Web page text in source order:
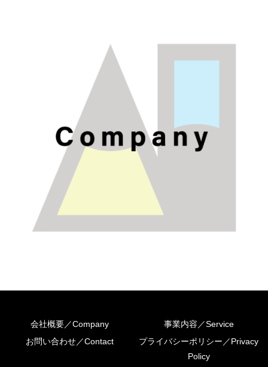
会社概要／Company
事業内容／Service
お問い合わせ／Contact
プライバシーポリシー／Privacy
Policy